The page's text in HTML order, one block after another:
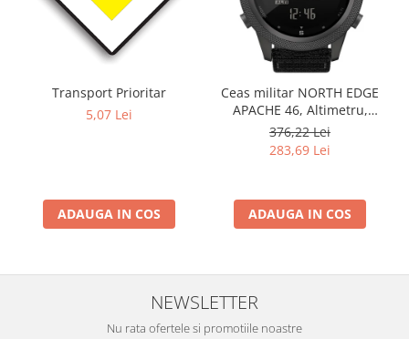
Transport Prioritar
5,07 Lei
ADAUGA IN COS
Ceas militar NORTH EDGE
APACHE 46, Altimetru,
Barometru, Cronometru,
Termometru, Pedometru,
Busola
376,22 Lei
283,69 Lei
ADAUGA IN COS
NEWSLETTER
Nu rata ofertele si promotiile noastre